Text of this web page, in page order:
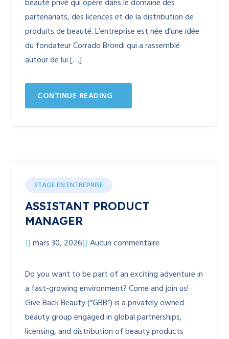
beauté privé qui opère dans le domaine des
partenariats, des licences et de la distribution de
produits de beauté. L’entreprise est née d’une idée
du fondateur Corrado Brondi qui a rassemblé
autour de lui […]
CONTINUE READING
STAGE EN ENTREPRISE
ASSISTANT PRODUCT
MANAGER
mars 30, 2026 Aucun commentaire
Do you want to be part of an exciting adventure in
a fast-growing environment? Come and join us!
Give Back Beauty (“GBB”) is a privately owned
beauty group engaged in global partnerships,
licensing, and distribution of beauty products